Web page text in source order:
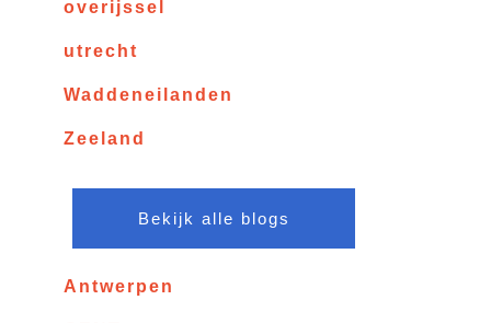
overijssel
utrecht
Waddeneilanden
Zeeland
Bekijk alle blogs
Antwerpen